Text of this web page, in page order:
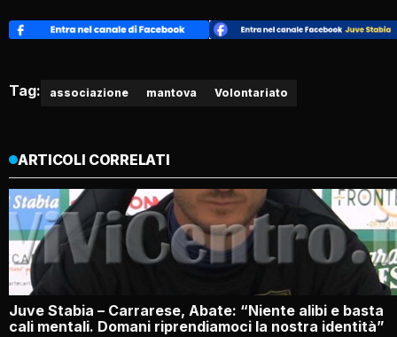
Tag: associazione mantova Volontariato
ARTICOLI CORRELATI
Juve Stabia – Carrarese, Abate: “Niente alibi e basta
cali mentali. Domani riprendiamoci la nostra identità”